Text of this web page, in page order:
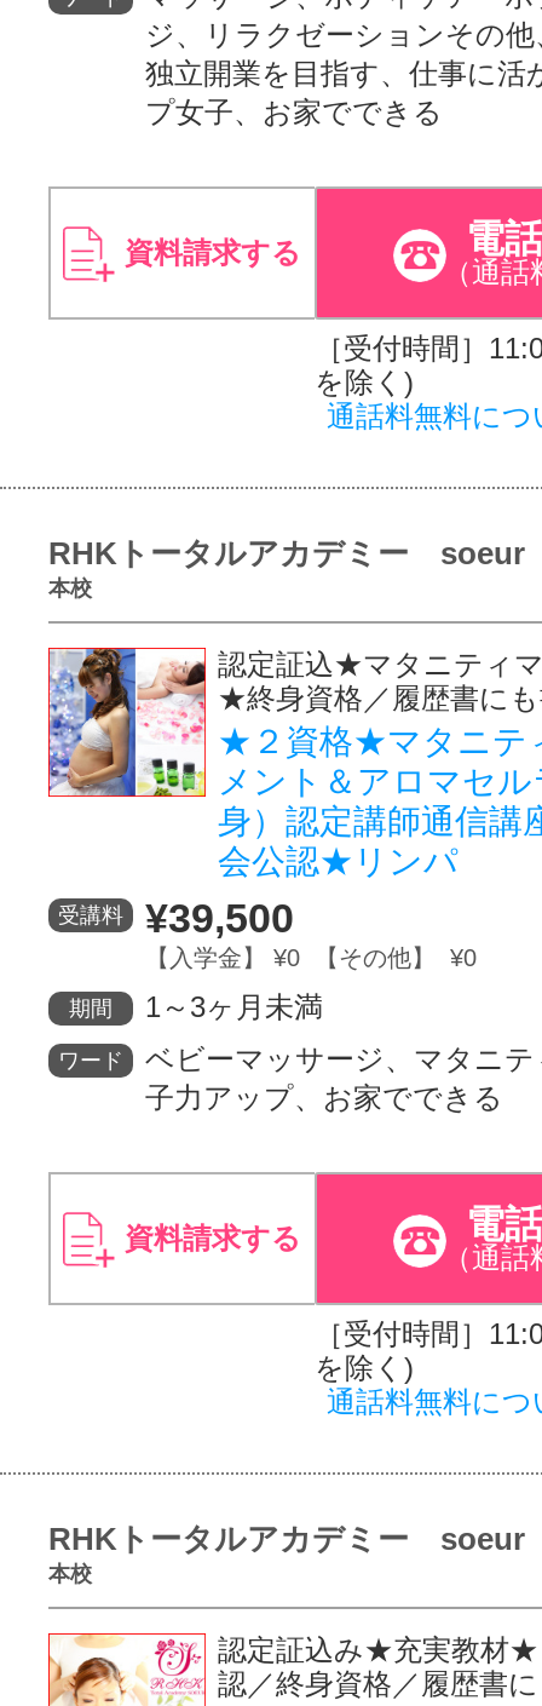
ジ、リラクゼーションその他
独立開業を目指す、仕事に活
プ女子、お家でできる
資料請求する 電
（通話
［受付時間］
を除く)
通話料無料につ
RHKトータルアカデミー soeur
本校
認定証込★マタニティ
★終身資格／履歴書に
★２資格★マタニテ
メント＆アロマセ
身）認定講師通信
会公認★リンパ
受講料 ¥39,500
【入学金】 ¥0 【その他】 ¥0
期間 1～3ヶ月未満
ワード
ベビーマッサージ、マタニ
子力アップ、お家でできる
資料請求する 電
（通話
［受付時間］
を除く)
通話料無料につ
RHKトータルアカデミー soeur
本校
認定証込み★充実教材★
認／終身資格／履歴書